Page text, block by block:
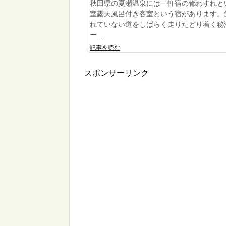
秋田県の夏瀬温泉には一軒宿の都わすれと
室露天風呂付き客室という宿があります。
れていない道をしばらく走りたどり着く秘
ー...
記事を読む
スポンサーリンク